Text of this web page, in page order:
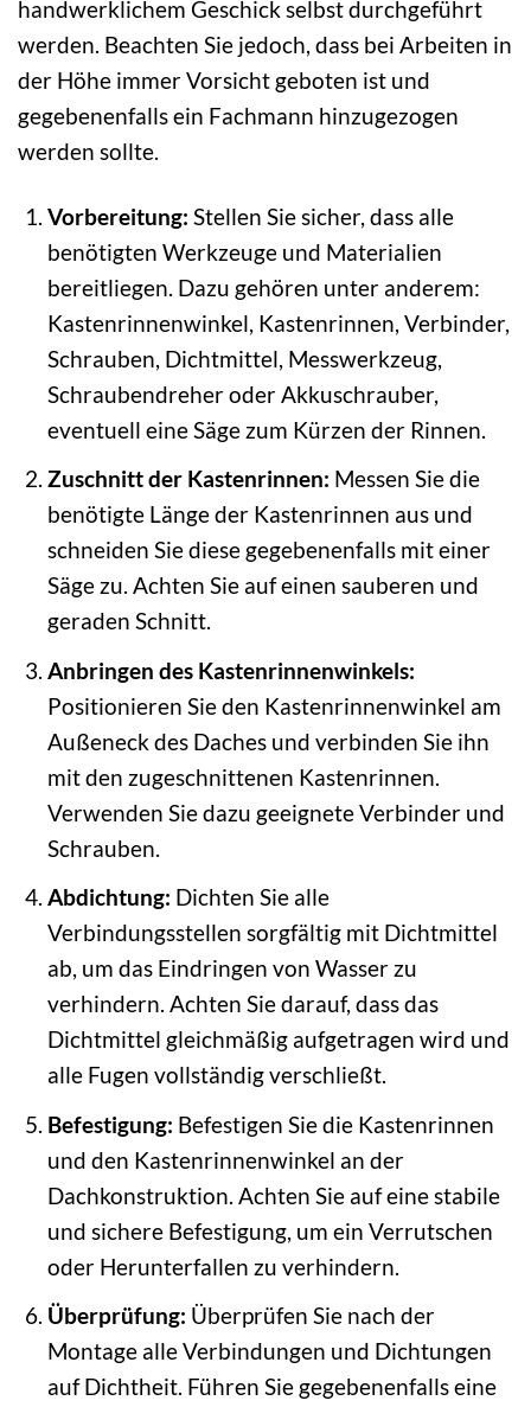
handwerklichem Geschick selbst durchgeführt
werden. Beachten Sie jedoch, dass bei Arbeiten in
der Höhe immer Vorsicht geboten ist und
gegebenenfalls ein Fachmann hinzugezogen
werden sollte.
Vorbereitung: Stellen Sie sicher, dass alle
benötigten Werkzeuge und Materialien
bereitliegen. Dazu gehören unter anderem:
Kastenrinnenwinkel, Kastenrinnen, Verbinder,
Schrauben, Dichtmittel, Messwerkzeug,
Schraubendreher oder Akkuschrauber,
eventuell eine Säge zum Kürzen der Rinnen.
Zuschnitt der Kastenrinnen: Messen Sie die
benötigte Länge der Kastenrinnen aus und
schneiden Sie diese gegebenenfalls mit einer
Säge zu. Achten Sie auf einen sauberen und
geraden Schnitt.
Anbringen des Kastenrinnenwinkels:
Positionieren Sie den Kastenrinnenwinkel am
Außeneck des Daches und verbinden Sie ihn
mit den zugeschnittenen Kastenrinnen.
Verwenden Sie dazu geeignete Verbinder und
Schrauben.
Abdichtung: Dichten Sie alle
Verbindungsstellen sorgfältig mit Dichtmittel
ab, um das Eindringen von Wasser zu
verhindern. Achten Sie darauf, dass das
Dichtmittel gleichmäßig aufgetragen wird und
alle Fugen vollständig verschließt.
Befestigung: Befestigen Sie die Kastenrinnen
und den Kastenrinnenwinkel an der
Dachkonstruktion. Achten Sie auf eine stabile
und sichere Befestigung, um ein Verrutschen
oder Herunterfallen zu verhindern.
Überprüfung: Überprüfen Sie nach der
Montage alle Verbindungen und Dichtungen
auf Dichtheit. Führen Sie gegebenenfalls eine